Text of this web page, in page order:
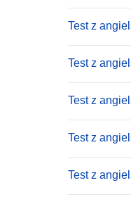
Test z
Test z
Test z
Test z
Test z